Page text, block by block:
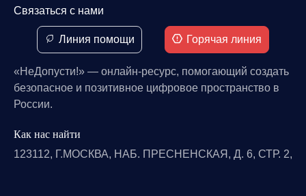
Связаться с нами
Линия помощи Горячая линия
«НеДопусти!» — онлайн-ресурс, помогающий создать
безопасное и позитивное цифровое пространство в
России.
Как нас найти
123112, Г.МОСКВА, НАБ. ПРЕСНЕНСКАЯ, Д. 6, СТР. 2,